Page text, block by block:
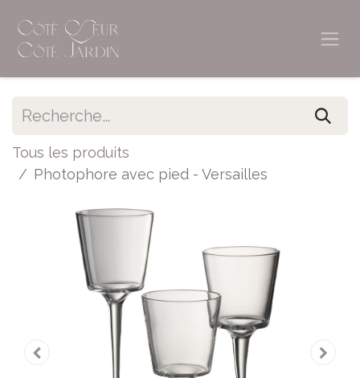
Tous les produits
Photophore avec pied - Versailles